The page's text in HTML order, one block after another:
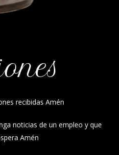
recibidas Amén
noticias de un empleo y que
Amén